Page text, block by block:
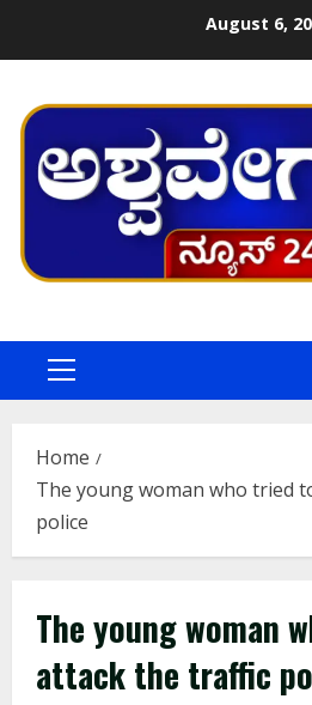
August 6,
Primary
Home
The young woman who tried
police
The young woman
attack the traffic